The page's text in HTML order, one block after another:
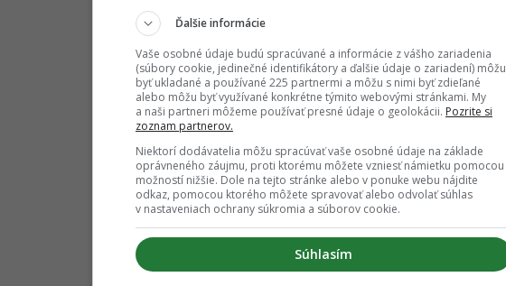
Ďalšie informácie
Vaše osobné údaje budú spracúvané a informácie z vášho zariadenia
(súbory cookie, jedinečné identifikátory a ďalšie údaje o zariadení) môžu
byť ukladané a používané 225 partnermi a môžu s nimi byť zdieľané
alebo môžu byť využívané konkrétne týmito webovými stránkami. My
a naši partneri môžeme používať presné údaje o geolokácii. Pozrite si
zoznam partnerov.
Niektorí dodávatelia môžu spracúvať vaše osobné údaje na základe
oprávneného záujmu, proti ktorému môžete vzniesť námietku pomocou
možností nižšie. Dole na tejto stránke alebo v ponuke webu nájdite
odkaz, pomocou ktorého môžete spravovať alebo odvolať súhlas
v nastaveniach ochrany súkromia a súborov cookie.
Súhlasím